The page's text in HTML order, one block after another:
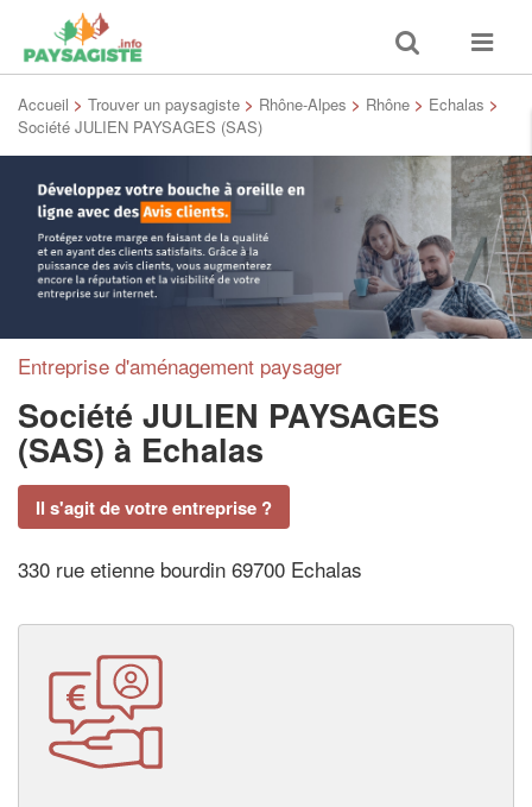
Toggle
search
Toggle
Accueil > Trouver un paysagiste > Rhône-Alpes > Rhône > Echalas >
Société JULIEN PAYSAGES (SAS)
Entreprise d'aménagement paysager
Société JULIEN PAYSAGES
(SAS) à Echalas
Il s'agit de votre entreprise ?
330 rue etienne bourdin 69700 Echalas